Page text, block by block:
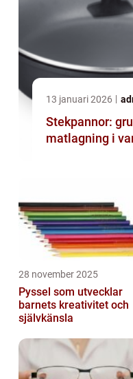
13 januari 2026
Stekpannor:
matlagning i
28 november 2025
Pyssel som utvecklar
barnets kreativitet och
självkänsla